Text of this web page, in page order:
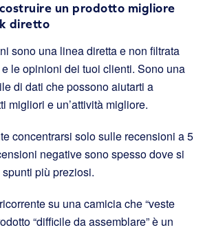
un prodotto migliore
diretto
sono una linea diretta e non filtrata
le opinioni dei tuoi clienti. Sono una
di dati che possono aiutarti a
migliori e un’attività migliore.
concentrarsi solo sulle recensioni a 5
negative sono spesso dove si
più preziosi.
su una camicia che “veste
“difficile da assemblare” è un